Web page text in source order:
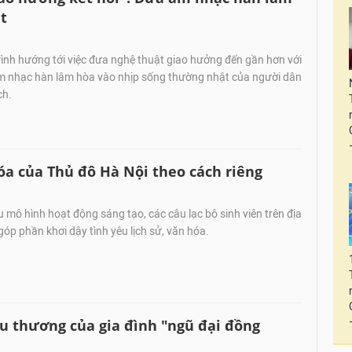
hướng tới việc đưa nghệ thuật giao hưởng đến gần hơn với
nhạc hàn lâm hòa vào nhịp sống thường nhật của người dân
của Thủ đô Hà Nội theo cách riêng
mô hình hoạt động sáng tạo, các câu lạc bộ sinh viên trên địa
phần khơi dậy tình yêu lịch sử, văn hóa.
thương của gia đình "ngũ đại đồng